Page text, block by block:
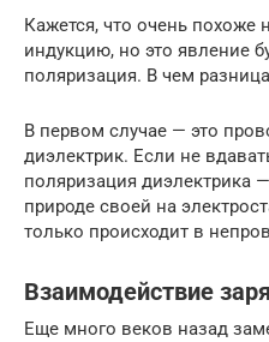
Кажется, что очень похоже
индукцию, но это явление
поляризация. В чем
В первом случае — это
диэлектрик. Если не
поляризация диэлектрика
природе своей на
только происходит в
Взаимодействие
Еще много веков назад